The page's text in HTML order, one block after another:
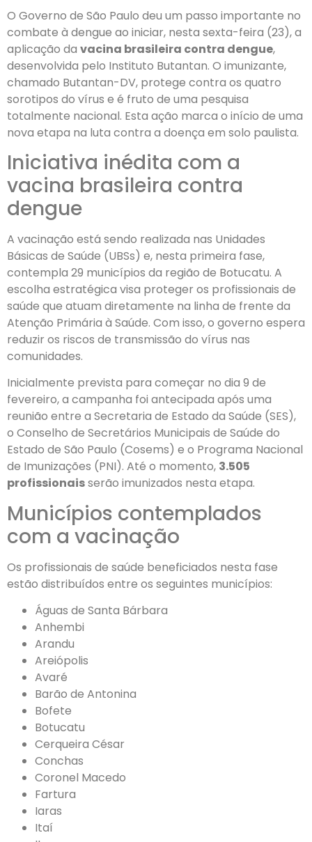
O Governo de São Paulo deu um passo importante no
combate à dengue ao iniciar, nesta sexta-feira (23), a
aplicação da vacina brasileira contra dengue,
desenvolvida pelo Instituto Butantan. O imunizante,
chamado Butantan-DV, protege contra os quatro
sorotipos do vírus e é fruto de uma pesquisa
totalmente nacional. Esta ação marca o início de uma
nova etapa na luta contra a doença em solo paulista.
Iniciativa inédita com a
vacina brasileira contra
dengue
A vacinação está sendo realizada nas Unidades
Básicas de Saúde (UBSs) e, nesta primeira fase,
contempla 29 municípios da região de Botucatu. A
escolha estratégica visa proteger os profissionais de
saúde que atuam diretamente na linha de frente da
Atenção Primária à Saúde. Com isso, o governo espera
reduzir os riscos de transmissão do vírus nas
comunidades.
Inicialmente prevista para começar no dia 9 de
fevereiro, a campanha foi antecipada após uma
reunião entre a Secretaria de Estado da Saúde (SES),
o Conselho de Secretários Municipais de Saúde do
Estado de São Paulo (Cosems) e o Programa Nacional
de Imunizações (PNI). Até o momento, 3.505
profissionaisserão imunizados nesta etapa.
Municípios contemplados
com a vacinação
Os profissionais de saúde beneficiados nesta fase
estão distribuídos entre os seguintes municípios:
Águas de Santa Bárbara
Anhembi
Arandu
Areiópolis
Avaré
Barão de Antonina
Bofete
Botucatu
Cerqueira César
Conchas
Coronel Macedo
Fartura
Iaras
Itaí